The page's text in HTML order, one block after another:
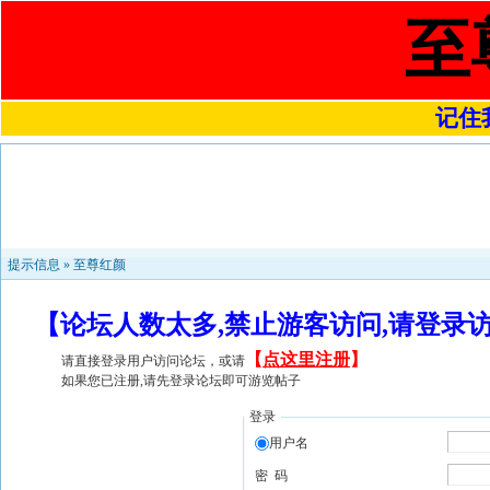
至
记住
提示信息 » 至尊红颜
【论坛人数太多,禁止游客访问,请登
请直接登录用户访问论坛，或请 【 点这里注册】
如果您已注册,请先登录论坛即可游览帖子
登录
用户名
密 码